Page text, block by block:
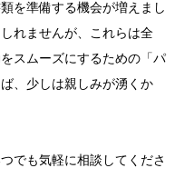
を準備する機会が増えまし
れませんが、これらは全
スムーズにするための「パ
、少しは親しみが湧くか
でも気軽に相談してくださ